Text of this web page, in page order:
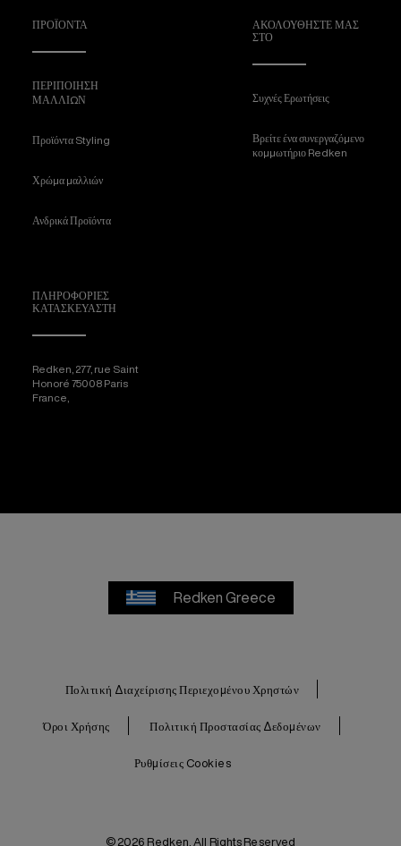
ΠΡΟΪΟΝΤΑ
ΠΕΡΙΠΟΙΗΣΗ
ΜΑΛΛΙΩΝ
Προϊόντα Styling
Χρώμα μαλλιών
Ανδρικά Προϊόντα
ΑΚΟΛΟΥΘΉΣΤΕ ΜΑΣ
ΣΤΟ
Συχνές Ερωτήσεις
Βρείτε ένα συνεργαζόμενο
κομμωτήριο Redken
ΠΛΗΡΟΦΟΡΊΕΣ
ΚΑΤΑΣΚΕΥΑΣΤΉ
Redken, 277, rue Saint
Honoré 75008 Paris
France,
Redken Greece
Πολιτική Διαχείρισης Περιεχομένου Χρηστών
Όροι Χρήσης Πολιτική Προστασίας Δεδομένων
Ρυθμίσεις Cookies
© 2026 Redken. All Rights Reserved